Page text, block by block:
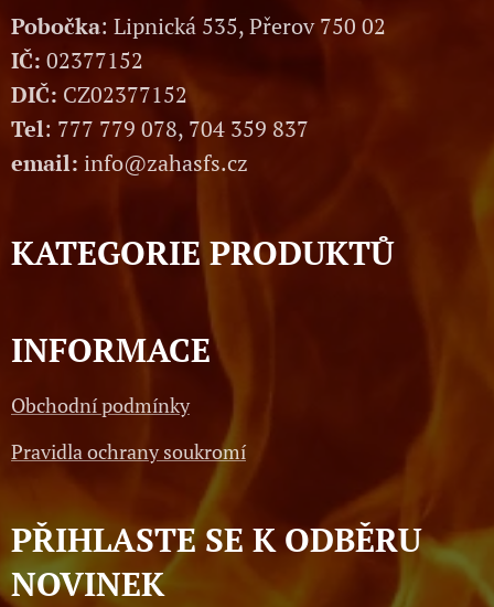
Pobočka: Lipnická 535, Přerov 750 02
IČ: 02377152
DIČ: CZ02377152
Tel: 777 779 078, 704 359 837
email: info@zahasfs.cz
KATEGORIE PRODUKTŮ
INFORMACE
Obchodní podmínky
Pravidla ochrany soukromí
PŘIHLASTE SE K ODBĚRU
NOVINEK